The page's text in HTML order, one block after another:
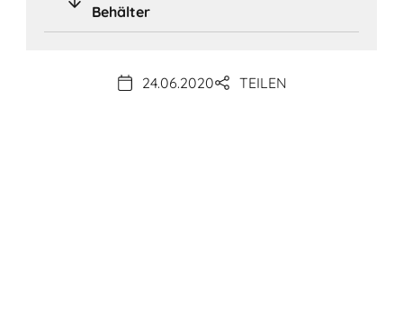
Behälter
24.06.2020 TEILEN